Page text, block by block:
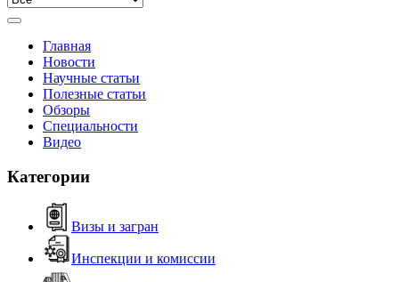
Главная
Новости
Научные статьи
Полезные статьи
Обзоры
Специальности
Видео
Категории
Визы и загран
Инспекции и комиссии